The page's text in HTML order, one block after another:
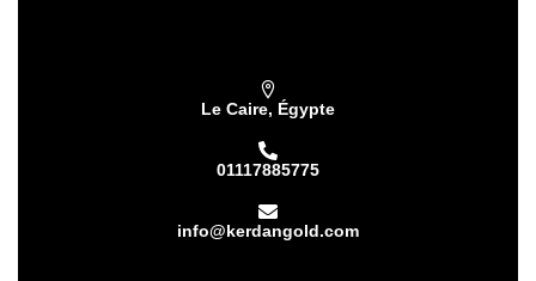
Le Caire, Égypte
01117885775
info@kerdangold.com